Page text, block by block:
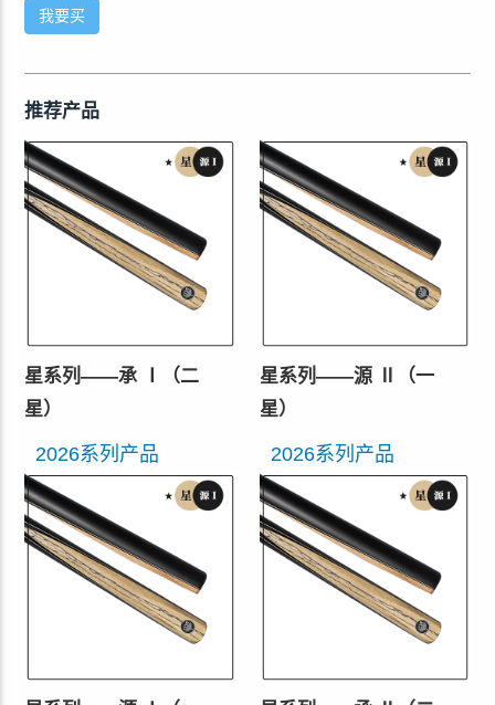
我要买
推荐产品
星系列——承 Ⅰ（二
星）
2026系列产品
星系列——源 Ⅱ（一
星）
2026系列产品